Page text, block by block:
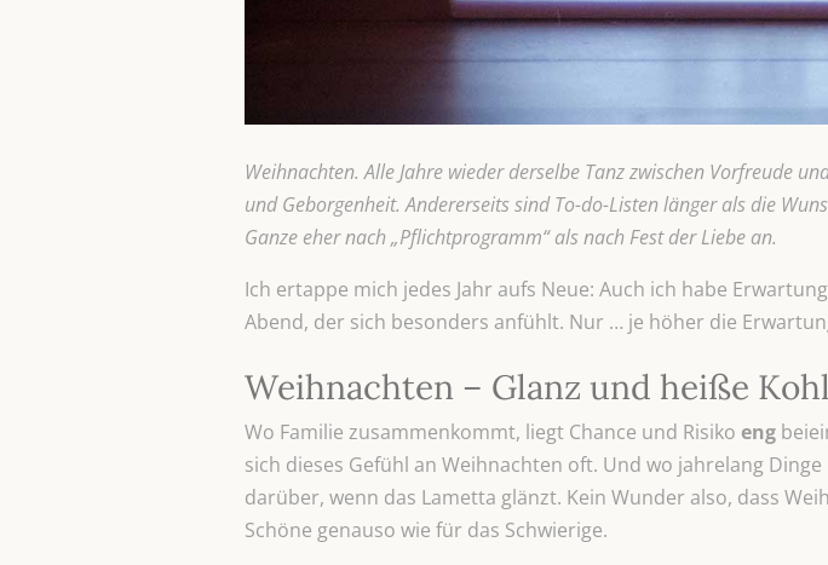
Weihnachten. Alle Jahre wieder derselbe Tanz zwischen Vorfreude
und Geborgenheit. Andererseits sind To-do-Listen länger als die
Ganze eher nach „Pflichtprogramm“ als nach Fest der Liebe an.
Ich ertappe mich jedes Jahr aufs Neue: Auch ich habe
Abend, der sich besonders anfühlt. Nur … je höher die
Weihnachten – Glanz und heiße
Wo Familie zusammenkommt, liegt Chance und Risiko eng
sich dieses Gefühl an Weihnachten oft. Und wo jahrelang
darüber, wenn das Lametta glänzt. Kein Wunder also, dass
Schöne genauso wie für das Schwierige.